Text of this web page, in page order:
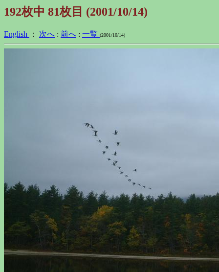
192枚中 81枚目 (2001/10/14)
English ： 次へ : 前へ : 一覧 (2001/10/14)